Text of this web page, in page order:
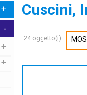
+
-
+
+
Cuscini,
24 oggetto(i)